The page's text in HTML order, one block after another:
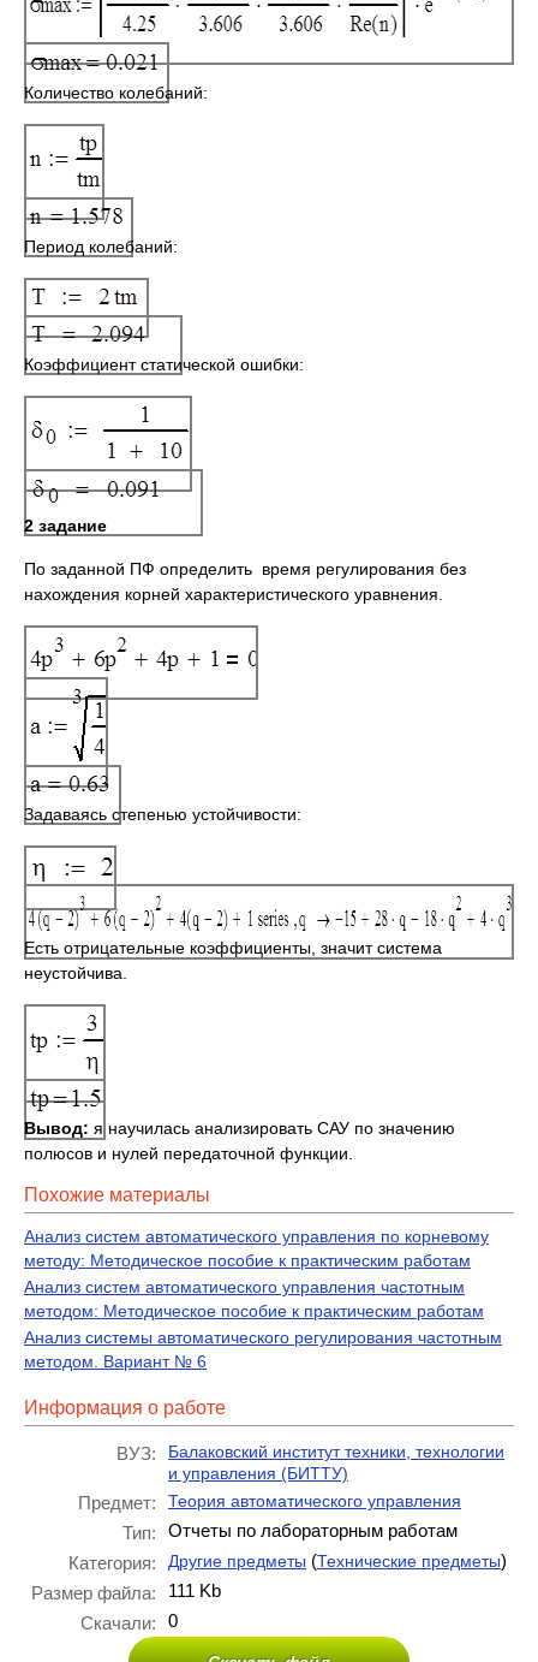
Количество колебаний:
Период колебаний:
Коэффициент статической ошибки:
2 задание
По заданной ПФ определить время регулирования без
нахождения кор­ней характеристического уравнения.
Задаваясь степенью устойчивости:
Есть отрицательные коэффициенты, значит система
неустойчива.
Вывод: я научилась анализировать САУ по значению
полюсов и нулей передаточной функции.
Похожие материалы
Анализ систем автоматического управления по корневому
методу: Методическое пособие к практическим работам
Анализ систем автоматического управления частотным
методом: Методическое пособие к практическим работам
Анализ системы автоматического регулирования частотным
методом. Вариант № 6
Информация о работе
ВУЗ:
Балаковский институт техники, технологии
и управления (БИТТУ)
Предмет: Теория автоматического управления
Тип:
Отчеты по лабораторным работам
Категория:
Другие предметы (Технические предметы)
Размер файла:
111 Kb
Скачали:
0